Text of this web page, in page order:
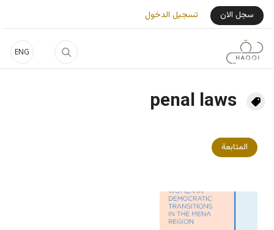
تجاوز إلى المحتوى الرئيسي
ENG
User Login Menu
سجل الان تسجيل الدخول
penal laws
المتابعة